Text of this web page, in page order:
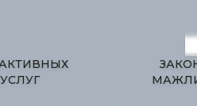
ЕДИНЫЙ ПОРТАЛ